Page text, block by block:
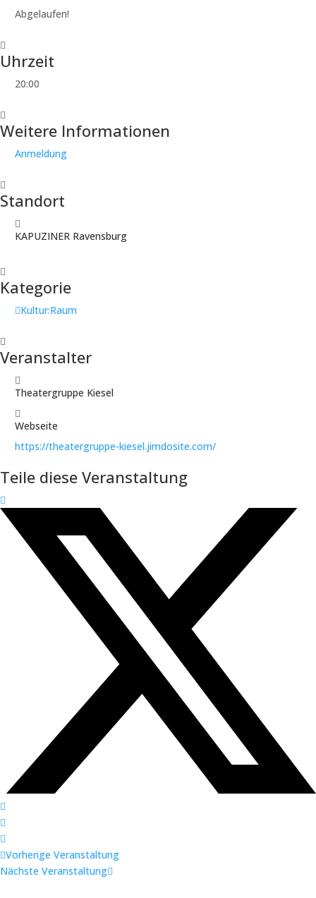
Abgelaufen!
Uhrzeit
20:00
Weitere Informationen
Anmeldung
Standort
KAPUZINER Ravensburg
Kategorie
Kultur:Raum
Veranstalter
Theatergruppe Kiesel
Webseite
https://theatergruppe-kiesel.jimdosite.com/
Teile diese Veranstaltung
Vorherige Veranstaltung
Nächste Veranstaltung